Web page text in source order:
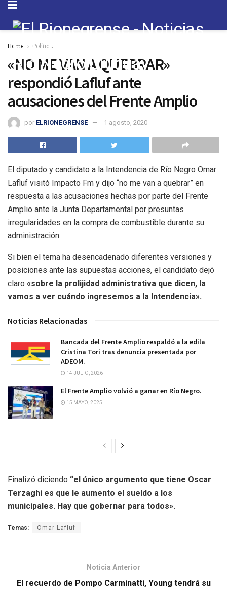
Home Política
«NO ME VAN A QUEBRAR»
respondió Lafluf ante
acusaciones del Frente Amplio
por ELRIONEGRENSE 1 agosto, 2020
El diputado y candidato a la Intendencia de Río Negro Omar
Lafluf visitó Impacto Fm y dijo “no me van a quebrar” en
respuesta a las acusaciones hechas por parte del Frente
Amplio ante la Junta Departamental por presuntas
irregularidades en la compra de combustible durante su
administración.
Si bien el tema ha desencadenado diferentes versiones y
posiciones ante las supuestas acciones, el candidato dejó
claro «sobre la prolijidad administrativa que dicen, la
vamos a ver cuándo ingresemos a la Intendencia».
Noticias Relacionadas
Bancada del Frente Amplio respaldó a la edila
Cristina Tori tras denuncia presentada por
ADEOM.
14 JULIO, 2026
El Frente Amplio volvió a ganar en Río Negro.
15 MAYO, 2025
Finalizó diciendo “el único argumento que tiene Oscar
Terzaghi es que le aumento el sueldo a los
municipales. Hay que gobernar para todos».
Temas: Omar Lafluf
Noticia Anterior
El recuerdo de Pompo Carminatti, Young tendrá su